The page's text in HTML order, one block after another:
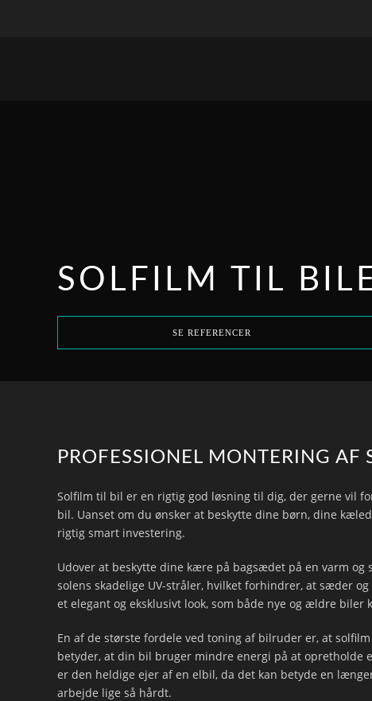
SOLFILM TIL
SE REFERENCER
PROFESSIONEL MONTERING AF
Solfilm til bil er en rigtig god løsning til dig, der gerne vil
bil. Uanset om du ønsker at beskytte dine børn, dine
rigtig smart investering.
Udover at beskytte dine kære på bagsædet på en varm
solens skadelige UV-stråler, hvilket forhindrer, at sæder
et elegant og eksklusivt look, som både nye og ældre biler
En af de største fordele ved toning af bilruder er, at
betyder, at din bil bruger mindre energi på at opretholde
er den heldige ejer af en elbil, da det kan betyde en
arbejde lige så hårdt.